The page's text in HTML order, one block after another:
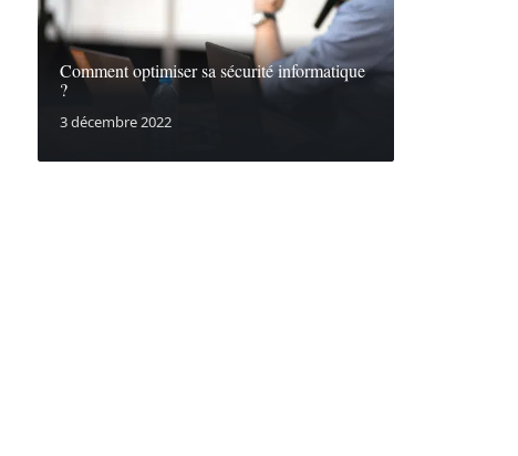
Comment optimiser sa sécurité informatique
?
3 décembre 2022